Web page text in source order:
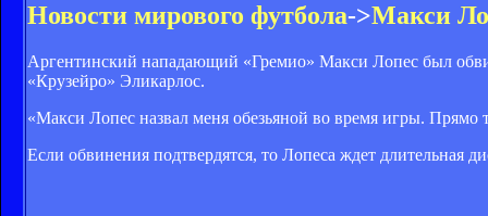
Новости мирового футбола->Макси
Аргентинский нападающий «Гремио» Макси Лопес был
«Крузейро» Эликарлос.
«Макси Лопес назвал меня обезьяной во время игры. Прямо
Если обвинения подтвердятся, то Лопеса ждет длительная